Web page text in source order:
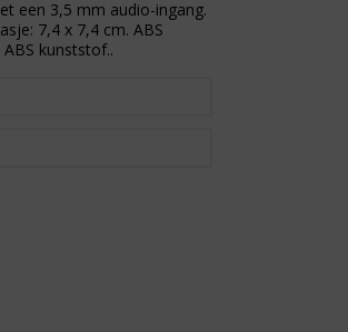
een 3,5 mm audio-ingang.
7,4 x 7,4 cm. ABS
kunststof..